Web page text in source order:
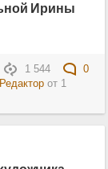
Ирины
1 544
0
Редакторот 1